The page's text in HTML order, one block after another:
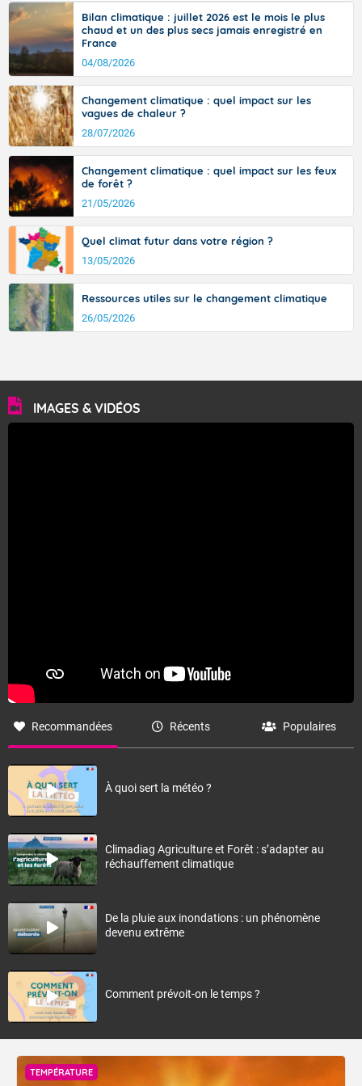
Pour dimanche après-midi.
Beau temps ensoleillé.
Températures maximales : 35 degrés.
Petit vent de Sud généralement faible.
Pour lundi matin.
Temps largement ensoleillé.
Températures minimales : 22 degrés.
Vent faible de direction variable.
Pour lundi après-midi.
Orage possible l'après-midi ; bien ensoleillé ensuite.
Températures maximales : 35 degrés.
Vent faible de Sud-Ouest.
vent turbulent soufflant de secteur nord-ouest à nord, ou ouest à nord-
ouest, dans un secteur qui part du Roussillon à la vallée de l’Aude et à
l’ouest de l’Hérault. L’étymologie de ce vent vient du latin trasmontanus,
signifiant au-delà des monts, en allusion aux régions montagneuses
d’où provient ce vent.
Bilan climatique : juillet 2026 est le mois le plus
chaud et un des plus secs jamais enregistré en
France
04/08/2026
Changement climatique : quel impact sur les
vagues de chaleur ?
28/07/2026
Changement climatique : quel impact sur les feux
de forêt ?
21/05/2026
Quel climat futur dans votre région ?
13/05/2026
Ressources utiles sur le changement climatique
26/05/2026
IMAGES & VIDÉOS
Recommandées Récents Populaires
À quoi sert la météo ?
Climadiag Agriculture et Forêt : s’adapter au
réchauffement climatique
De la pluie aux inondations : un phénomène
devenu extrême
Comment prévoit-on le temps ?
TEMPÉRATURE